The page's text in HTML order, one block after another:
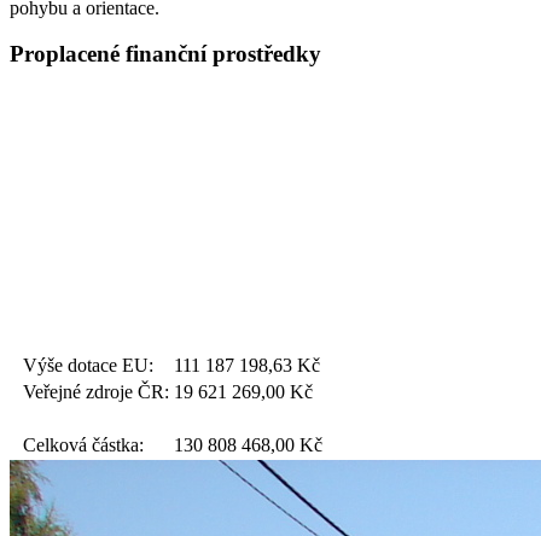
pohybu a orientace.
Proplacené finanční prostředky
Výše dotace EU: 111 187 198,63 Kč
Veřejné zdroje ČR: 19 621 269,00 Kč
Celková částka: 130 808 468,00 Kč